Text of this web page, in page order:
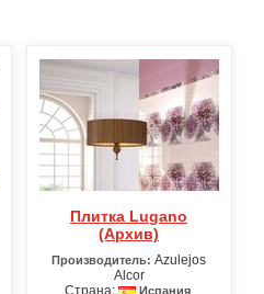
Плитка Lugano
(Архив)
Производитель: Azulejos
Alcor
Страна:
Испания